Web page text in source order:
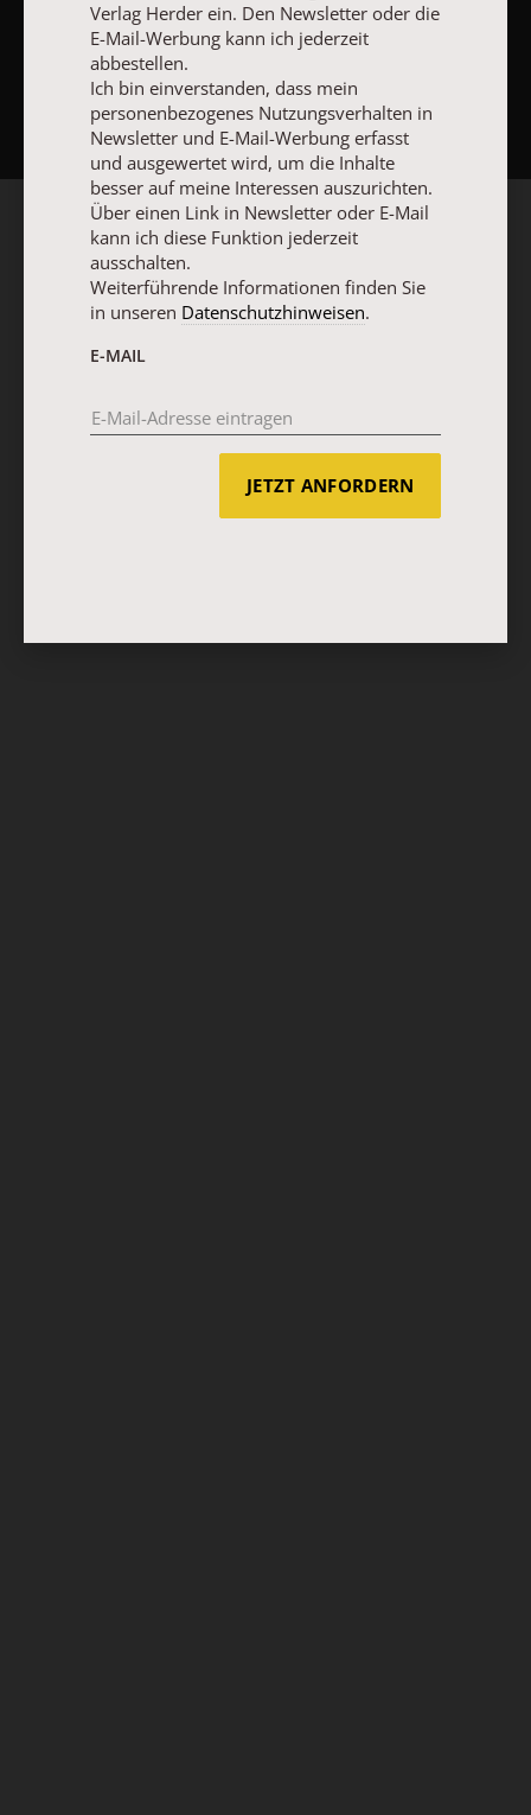
NACH OBEN
Verlag Herder ein. Den Newsletter oder die
E-Mail-Werbung kann ich jederzeit
abbestellen.
Ich bin einverstanden, dass mein
personenbezogenes Nutzungsverhalten in
Newsletter und E-Mail-Werbung erfasst
und ausgewertet wird, um die Inhalte
besser auf meine Interessen auszurichten.
Über einen Link in Newsletter oder E-Mail
kann ich diese Funktion jederzeit
ausschalten.
Weiterführende Informationen finden Sie
in unseren Datenschutzhinweisen.
E-MAIL
JETZT ANFORDERN